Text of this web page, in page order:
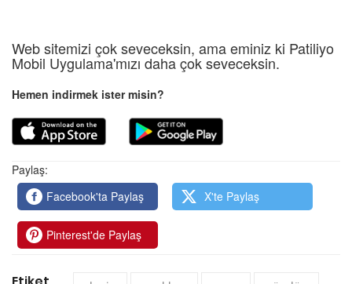
Web sitemizi çok seveceksin, ama eminiz ki Patiliyo
Mobil Uygulama'mızı daha çok seveceksin.
Hemen indirmek ister misin?
Paylaş:
Facebook'ta Paylaş
X'te Paylaş
Pinterest'de Paylaş